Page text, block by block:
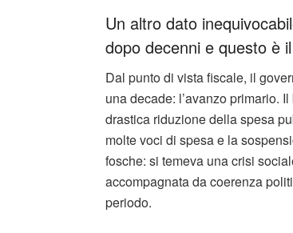
Un altro dato
dopo decenni e questo è
Dal punto di vista fiscale, il
una decade: l’avanzo primario.
drastica riduzione della spesa
molte voci di spesa e la
fosche: si temeva una crisi
accompagnata da coerenza
periodo.